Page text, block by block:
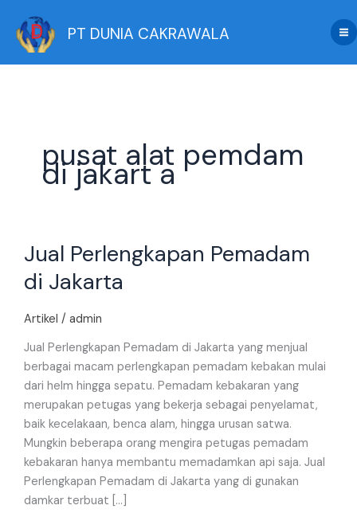
content
PT DUNIA CAKRAWALA
pusat alat pemdam
di jakart a
Jual Perlengkapan Pemadam
di Jakarta
Artikel / admin
Jual Perlengkapan Pemadam di Jakarta yang menjual
berbagai macam perlengkapan pemadam kebakan mulai
dari helm hingga sepatu. Pemadam kebakaran yang
merupakan petugas yang bekerja sebagai penyelamat,
baik kecelakaan, benca alam, hingga urusan satwa.
Mungkin beberapa orang mengira petugas pemadam
kebakaran hanya membantu memadamkan api saja. Jual
Perlengkapan Pemadam di Jakarta yang di gunakan
damkar terbuat […]
Perlengkapan
di